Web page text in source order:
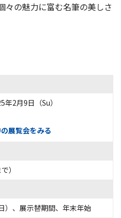
々の魅力に富む名筆の美しさ
2月9日（Su）
展覧会をみる
）
）、展示替期間、年末年始